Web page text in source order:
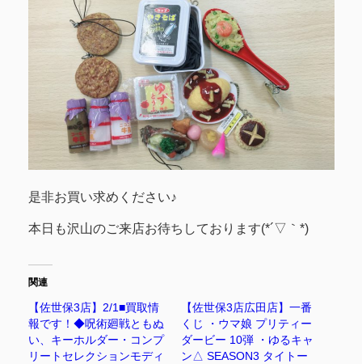
是非お買い求めください♪
本日も沢山のご来店お待ちしております(*´▽｀*)
関連
【佐世保3店】2/1■買取情
報です！◆呪術廻戦ともぬ
い、キーホルダー・コンプ
リートセレクションモディ
【佐世保3店広田店】一番
くじ ・ウマ娘 プリティー
ダービー 10弾 ・ゆるキャ
ン△ SEASON3 タイトー